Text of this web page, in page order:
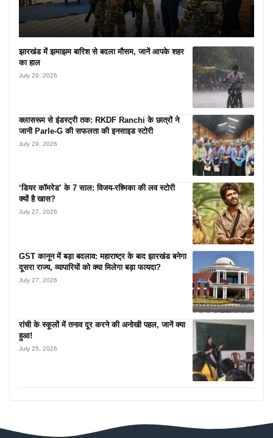
झारखंड में झमाझम बारिश से बदला मौसम, जानें आपके शहर
का हाल
July 29, 2026
क्लासरूम से इंडस्ट्री तक: RKDF Ranchi के छात्रों ने
जानी Parle-G की सफलता की इनसाइड स्टोरी
July 29, 2026
‘डियर कॉमरेड’ के 7 साल: विजय-रश्मिका की लव स्टोरी
क्यों है खास?
July 27, 2026
GST कानून में बड़ा बदलाव: महाराष्ट्र के बाद झारखंड बनेगा
दूसरा राज्य, व्यापारियों को क्या मिलेगा बड़ा फायदा?
July 27, 2026
रांची के स्कूलों में तनाव दूर करने की अनोखी पहल, जानें क्या
हुआ!
July 25, 2026